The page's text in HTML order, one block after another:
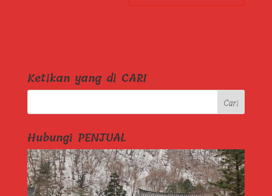
Ketikan yang di CARI
Hubungi PENJUAL